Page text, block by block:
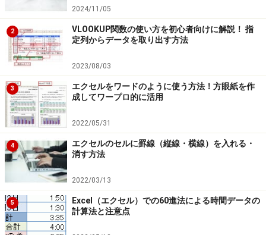
正の値を入れなおしましょう。
印刷時にでる「＃###」が出る場合も
印刷したExcelのシートでも「####」が出る場合もあり
ますが、原因は同じです。セルの幅を修正するなど上記
の内容で修正しましょう。
【関連記事】
エクセルで＃NULL!とエラーが！
エクセルで＃DIV/0!とエラーが！
2024/11/05
2
VLOOKUP関数の使い方を初心者向けに解説！ 指
定列からデータを取り出す方法
2023/08/03
3
エクセルをワードのように使う方法！方眼紙を作
成してワープロ的に活用
2022/05/31
4
エクセルのセルに罫線（縦線・横線）を入れる・
消す方法
2022/03/13
5
Excel（エクセル）での60進法による時間データの
計算法と注意点